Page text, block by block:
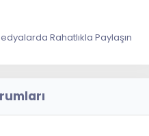
Rahatlıkla Paylaşın